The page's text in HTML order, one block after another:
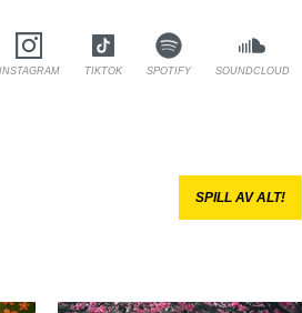
INSTAGRAM TIKTOK SPOTIFY SOUNDCLOUD
SPILL AV ALT!